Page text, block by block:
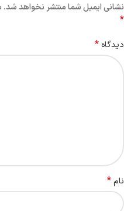
نشانی ایمیل شما منتشر نخواهد شد.
*
دیدگاه *
نام*